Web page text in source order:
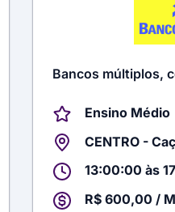
Bancos múltiplos,
Ensino Médio
CENTRO -
13:00:00 às
R$ 600,00 /